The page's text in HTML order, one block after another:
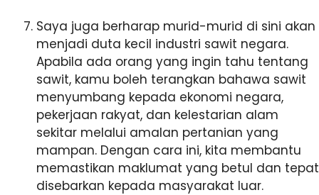
Saya juga berharap murid-murid di sini akan
menjadi duta kecil industri sawit negara.
Apabila ada orang yang ingin tahu tentang
sawit, kamu boleh terangkan bahawa sawit
menyumbang kepada ekonomi negara,
pekerjaan rakyat, dan kelestarian alam
sekitar melalui amalan pertanian yang
mampan. Dengan cara ini, kita membantu
memastikan maklumat yang betul dan tepat
disebarkan kepada masyarakat luar.